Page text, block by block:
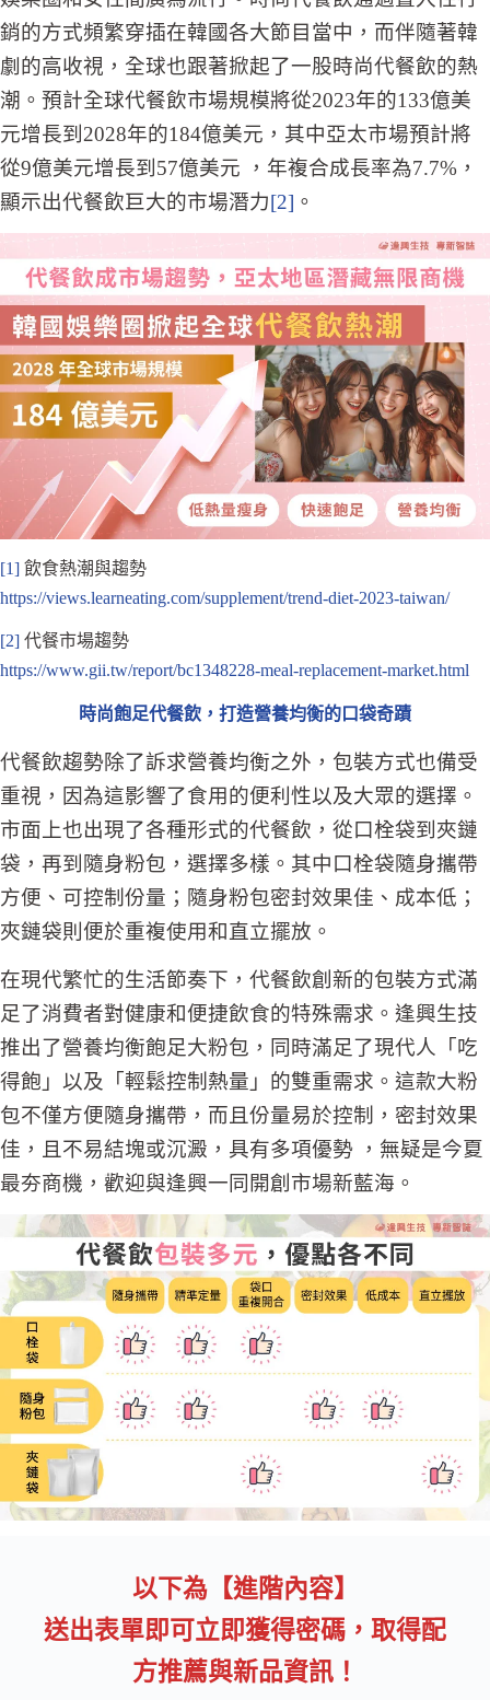
銷的方式頻繁穿插在韓國各大節目當中，而伴隨著韓
劇的高收視，全球也跟著掀起了一股時尚代餐飲的熱
潮。預計全球代餐飲市場規模將從2023年的133億美
元增長到2028年的184億美元，其中亞太市場預計將
從9億美元增長到57億美元 ，年複合成長率為7.7%，
顯示出代餐飲巨大的市場潛力[2] 。
[1] 飲食熱潮與趨勢
https://views.learneating.com/supplement/trend-diet-2023-taiwan/
[2] 代餐市場趨勢
https://www.gii.tw/report/bc1348228-meal-replacement-market.html
時尚飽足代餐飲，打造營養均衡的口袋奇蹟
代餐飲趨勢除了訴求營養均衡之外，包裝方式也備受
重視，因為這影響了食用的便利性以及大眾的選擇。
市面上也出現了各種形式的代餐飲，從口栓袋到夾鏈
袋，再到隨身粉包，選擇多樣。其中口栓袋隨身攜帶
方便、可控制份量；隨身粉包密封效果佳、成本低；
夾鏈袋則便於重複使用和直立擺放。
在現代繁忙的生活節奏下，代餐飲創新的包裝方式滿
足了消費者對健康和便捷飲食的特殊需求。逢興生技
推出了營養均衡飽足大粉包，同時滿足了現代人「吃
得飽」以及「輕鬆控制熱量」的雙重需求。這款大粉
包不僅方便隨身攜帶，而且份量易於控制，密封效果
佳，且不易結塊或沉澱，具有多項優勢 ，無疑是今夏
最夯商機，歡迎與逢興一同開創市場新藍海。
以下為【進階內容】
送出表單即可立即獲得密碼，取得配
方推薦與新品資訊！